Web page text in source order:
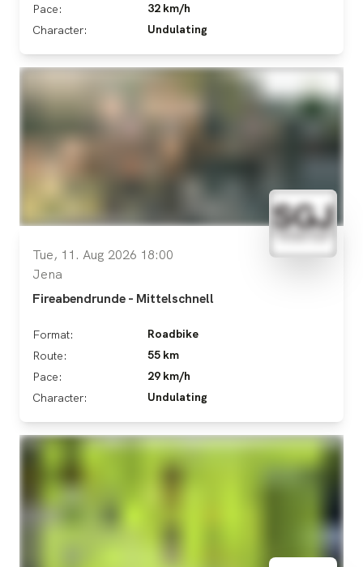
Pace:
32 km/h
Character:
Undulating
Tue, 11. Aug 2026 18:00
Jena
Fireabendrunde - Mittelschnell
Format:
Roadbike
Route:
55 km
Pace:
29 km/h
Character:
Undulating